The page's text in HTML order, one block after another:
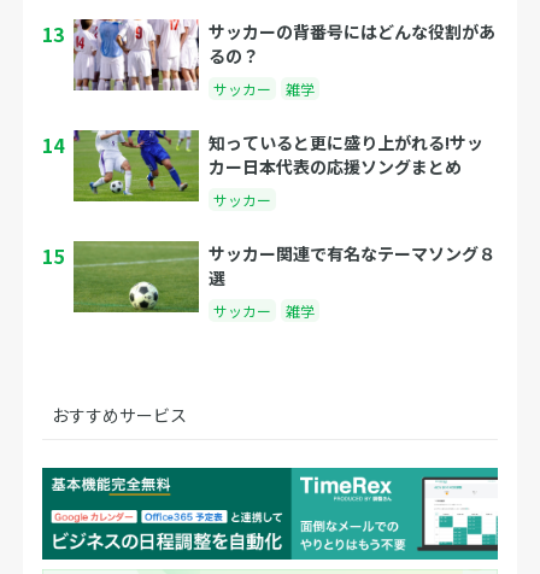
13
サッカーの背番号にはどんな役割があ
るの？
サッカー 雑学
14
知っていると更に盛り上がれる!サッ
カー日本代表の応援ソングまとめ
サッカー
15
サッカー関連で有名なテーマソング８
選
サッカー 雑学
おすすめサービス